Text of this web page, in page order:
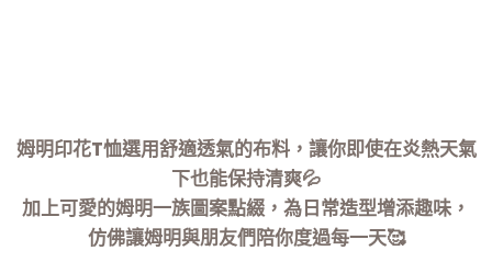
姆明印花T恤選用舒適透氣的布料，讓你即使在炎熱天氣
下也能保持清爽💦
加上可愛的姆明一族圖案點綴，為日常造型增添趣味，
仿佛讓姆明與朋友們陪你度過每一天🥰